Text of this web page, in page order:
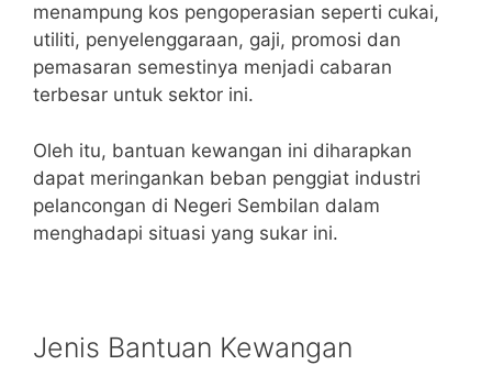
menampung kos pengoperasian seperti cukai,
utiliti, penyelenggaraan, gaji, promosi dan
pemasaran semestinya menjadi cabaran
terbesar untuk sektor ini.
Oleh itu, bantuan kewangan ini diharapkan
dapat meringankan beban penggiat industri
pelancongan di Negeri Sembilan dalam
menghadapi situasi yang sukar ini.
Jenis Bantuan Kewangan